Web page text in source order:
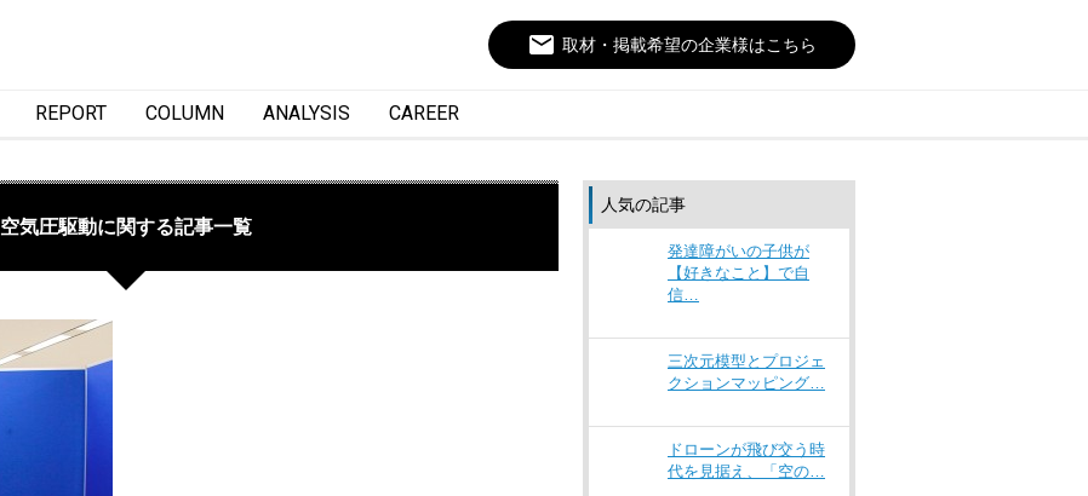
email 取材・掲載希望の企業様はこちら
REPORT COLUMN ANALYSIS CAREER
空気圧駆動に関する記事一覧
人気の記事
発達障がいの子供が
【好きなこと】で自
信…
三次元模型とプロジェ
クションマッピング…
ドローンが飛び交う時
代を見据え、「空の…